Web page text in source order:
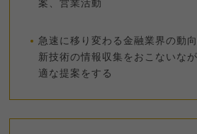
案、営業活動
急速に移り変わる金融業界の動
新技術の情報収集をおこないな
適な提案をする